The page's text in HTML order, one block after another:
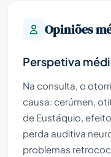
Opiniões
Perspetiva
Na consulta, o
causa: cerúmen,
de Eustáquio,
perda auditiva
problemas